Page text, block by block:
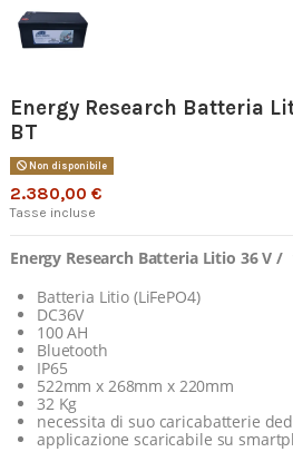
Energy Research Batteria
BT
Non disponibile
2.380,00 €
Tasse incluse
Energy Research Batteria Litio 36 V /
Batteria Litio (LiFePO4)
DC36V
100 AH
Bluetooth
IP65
522mm x 268mm x 220mm
32 Kg
necessita di suo caricabatterie
applicazione scaricabile su